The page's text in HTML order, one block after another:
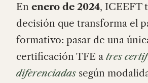
En enero de 2024, ICEEFT
decisión que transforma el
formativo: pasar de una
certificación TFE a tres
diferenciadassegún